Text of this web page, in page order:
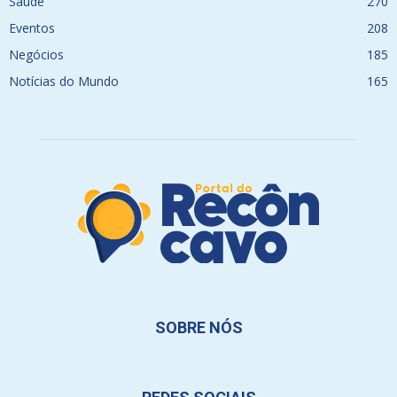
Eventos
208
Negócios
185
Notícias do Mundo
165
SOBRE NÓS